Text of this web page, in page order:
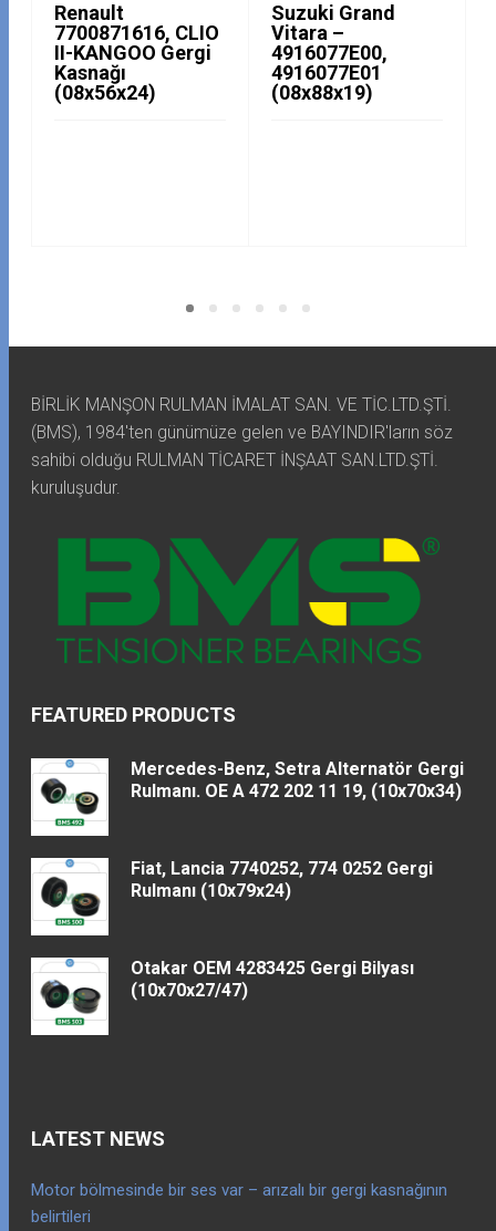
Renault
7700871616, CLIO
II-KANGOO Gergi
Kasnağı
(08x56x24)
Suzuki Grand
Vitara –
4916077E00,
4916077E01
(08x88x19)
BİRLİK MANŞON RULMAN İMALAT SAN. VE TİC.LTD.ŞTİ.
(BMS), 1984'ten günümüze gelen ve BAYINDIR'ların söz
sahibi olduğu RULMAN TİCARET İNŞAAT SAN.LTD.ŞTİ.
kuruluşudur.
FEATURED PRODUCTS
Mercedes-Benz, Setra Alternatör Gergi
Rulmanı. OE A 472 202 11 19, (10x70x34)
Fiat, Lancia 7740252, 774 0252 Gergi
Rulmanı (10x79x24)
Otakar OEM 4283425 Gergi Bilyası
(10x70x27/47)
LATEST NEWS
Motor bölmesinde bir ses var – arızalı bir gergi kasnağının
belirtileri